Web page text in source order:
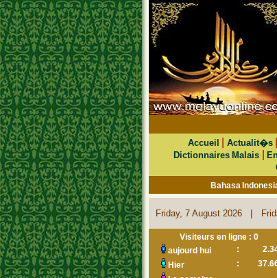
Accueil Actualit�s
Dictionnaires Malais |
Bahasa
Friday, 7 August 2026 |
Visiteurs en ligne : 0
aujourd hui
:
Hier
: